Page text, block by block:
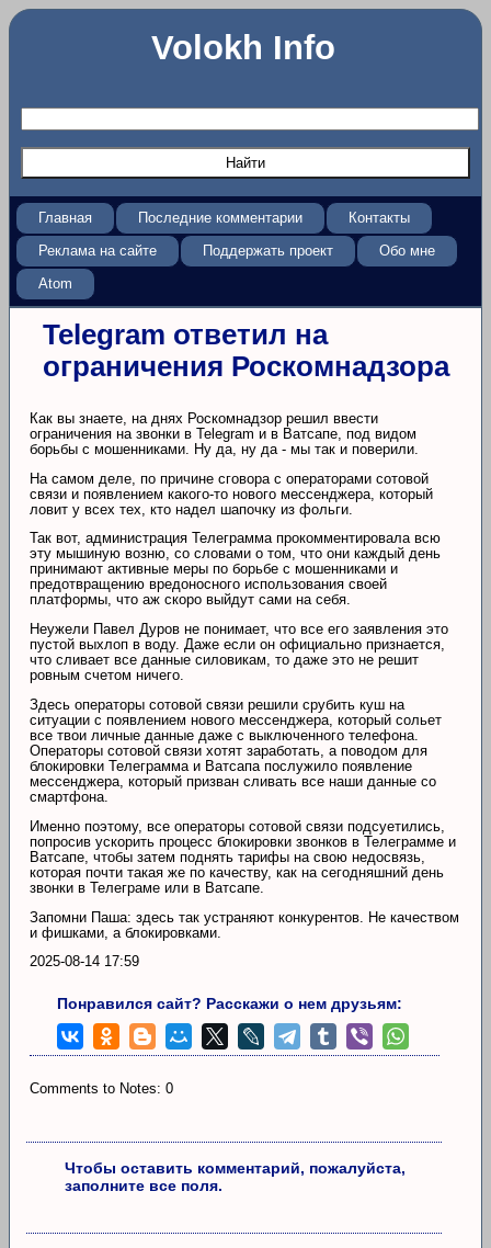
Volokh Info
Главная Последние комментарии
Контакты
Реклама на сайте
Поддержать проект
Обо мне
Atom
Telegram ответил на
ограничения Роскомнадзора
Как вы знаете, на днях Роскомнадзор решил ввести
ограничения на звонки в Telegram и в Ватсапе, под видом
борьбы с мошенниками. Ну да, ну да - мы так и поверили.
На самом деле, по причине сговора с операторами сотовой
связи и появлением какого-то нового мессенджера, который
ловит у всех тех, кто надел шапочку из фольги.
Так вот, администрация Телеграмма прокомментировала всю
эту мышиную возню, со словами о том, что они каждый день
принимают активные меры по борьбе с мошенниками и
предотвращению вредоносного использования своей
платформы, что аж скоро выйдут сами на себя.
Неужели Павел Дуров не понимает, что все его заявления это
пустой выхлоп в воду. Даже если он официально признается,
что сливает все данные силовикам, то даже это не решит
ровным счетом ничего.
Здесь операторы сотовой связи решили срубить куш на
ситуации с появлением нового мессенджера, который сольет
все твои личные данные даже с выключенного телефона.
Операторы сотовой связи хотят заработать, а поводом для
блокировки Телеграмма и Ватсапа послужило появление
мессенджера, который призван сливать все наши данные со
смартфона.
Именно поэтому, все операторы сотовой связи подсуетились,
попросив ускорить процесс блокировки звонков в Телеграмме и
Ватсапе, чтобы затем поднять тарифы на свою недосвязь,
которая почти такая же по качеству, как на сегодняшний день
звонки в Телеграме или в Ватсапе.
Запомни Паша: здесь так устраняют конкурентов. Не качеством
и фишками, а блокировками.
2025-08-14 17:59
Понравился сайт? Расскажи о нем друзьям:
Comments to Notes: 0
Чтобы оставить комментарий, пожалуйста,
заполните все поля.